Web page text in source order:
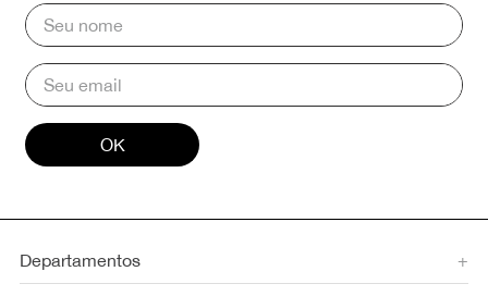
OK
Departamentos +